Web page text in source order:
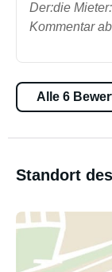
Der:die
Kommentar
Alle 6
Standort